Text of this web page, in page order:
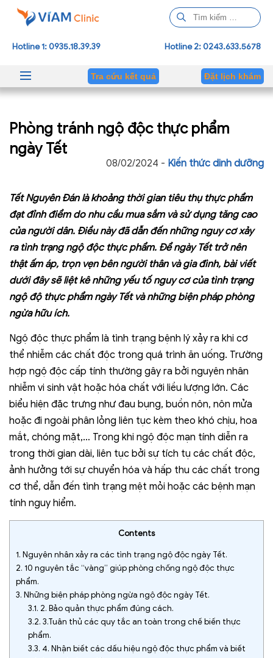
ì
m
h
Hotline 1: 0935.18.39.39 Hotline 2: 0243.633.5678
Tra cứu kết quả Đặt lịch khám
Phòng tránh ngộ độc thực phẩm
ngày Tết
08/02/2024 - Kiến thức dinh dưỡng
Tết Nguyên Đán là khoảng thời gian tiêu thụ thực phẩm
đạt đỉnh điểm do nhu cầu mua sắm và sử dụng tăng cao
của người dân. Điều này đã dẫn đến những nguy cơ xảy
ra tình trạng ngộ độc thực phẩm. Để ngày Tết trở nên
thật ấm áp, trọn vẹn bên người thân và gia đình, bài viết
dưới đây sẽ liệt kê những yếu tố nguy cơ của tình trạng
ngộ độ thực phẩm ngày Tết và những biện pháp phòng
ngừa hữu ích.
Ngộ độc thực phẩm là tình trạng bệnh lý xảy ra khi cơ
thể nhiễm các chất độc trong quá trình ăn uống. Trường
hợp ngộ độc cấp tính thường gây ra bởi nguyên nhân
nhiễm vi sinh vật hoặc hóa chất với liều lượng lớn. Các
biểu hiện đặc trưng như đau bụng, buồn nôn, nôn mửa
hoặc đi ngoài phân lỏng liên tục kèm theo khó chịu, hoa
mắt, chóng mặt,… Trong khi ngộ độc mạn tính diễn ra
trong thời gian dài, liên tục bởi sự tích tụ các chất độc,
ảnh hưởng tới sự chuyển hóa và hấp thu các chất trong
cơ thể, dẫn đến tình trạng mệt mỏi hoặc các bệnh mạn
tính nguy hiểm.
Contents
1. Nguyên nhân xảy ra các tình trạng ngộ độc ngày Tết.
2. 10 nguyên tắc “vàng” giúp phòng chống ngộ độc thực
phẩm.
3. Những biện pháp phòng ngừa ngộ độc ngày Tết.
3.1. 2. Bảo quản thực phẩm đúng cách.
3.2. 3.Tuân thủ các quy tắc an toàn trong chế biến thực
phẩm.
3.3. 4. Nhận biết các dấu hiệu ngộ độc thực phẩm và biết